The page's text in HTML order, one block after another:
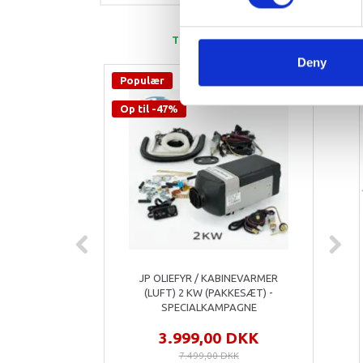
Deny
TOPSÆLGERE
Populær
Op til -47%
JP OLIEFYR / KABINEVARMER
(LUFT) 2 KW (PAKKESÆT) -
SPECIALKAMPAGNE
3.999,00 DKK
7.499,00 DKK
Op